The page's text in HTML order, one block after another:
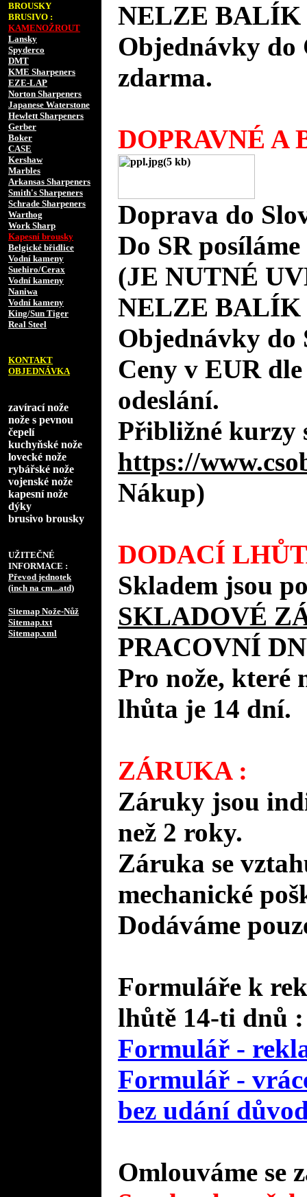
BROUSKY
BRUSIVO :
KAMENOŽROUT
Lansky
Spyderco
DMT
KME Sharpeners
EZE-LAP
Norton Sharpeners
Japanese Waterstone
Hewlett Sharpeners
Gerber
Boker
CASE
Kershaw
Marbles
Arkansas Sharpeners
Smith's Sharpeners
Schrade Sharpeners
Warthog
Work Sharp
Kapesní brousky
Belgické břidlice
Vodní kameny
Suehiro/Cerax
Vodní kameny
Naniwa
Vodní kameny
King/Sun Tiger
Real Steel
KONTAKT
OBJEDNÁVKA
zavírací nože
nože s pevnou
čepelí
kuchyňské nože
lovecké nože
rybářské nože
vojenské nože
kapesní nože
dýky
brusivo brousky
UŽITEČNÉ
INFORMACE :
Převod jednotek
(inch na cm...atd)
Sitemap Nože-Nůž
Sitemap.txt
Sitemap.xml
NELZE BALÍK
Objednávky do
zdarma.
DOPRAVNÉ A
Doprava do
Do SR
(JE NUTNÉ
NELZE BALÍK
Objednávky do
Ceny v EUR
odeslání.
Přibližné kurzy
https://
Nákup)
DODACÍ
Skladem jsou
SKLADOVÉ
PRACOVNÍ
Pro nože, které
lhůta je 14 dní.
ZÁRUKA :
Záruky jsou
než 2 roky.
Záruka se
mechanické
Dodáváme
Formuláře k
lhůtě 14-ti dnů :
Formulář -
Formulář -
bez udání
Omlouváme se